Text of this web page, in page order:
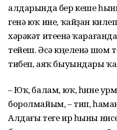
алдарында бер кеше
генә юҡ ине, ҡайҙан
хәрәкәт итеүенә
тейеш. Әсә күңеленә
тибеп, аяҡ быуындары
– Юҡ, балам, юҡ, һине
боролмайым, – тип,
Алдағы теге ир һыны